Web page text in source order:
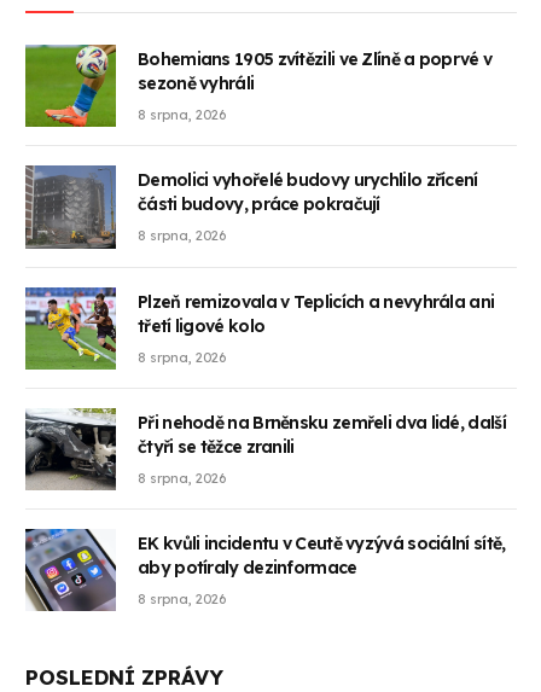
Bohemians 1905 zvítězili ve Zlíně a poprvé v
sezoně vyhráli
8 srpna, 2026
Demolici vyhořelé budovy urychlilo zřícení
části budovy, práce pokračují
8 srpna, 2026
Plzeň remizovala v Teplicích a nevyhrála ani
třetí ligové kolo
8 srpna, 2026
Při nehodě na Brněnsku zemřeli dva lidé, další
čtyři se těžce zranili
8 srpna, 2026
EK kvůli incidentu v Ceutě vyzývá sociální sítě,
aby potíraly dezinformace
8 srpna, 2026
POSLEDNÍ ZPRÁVY